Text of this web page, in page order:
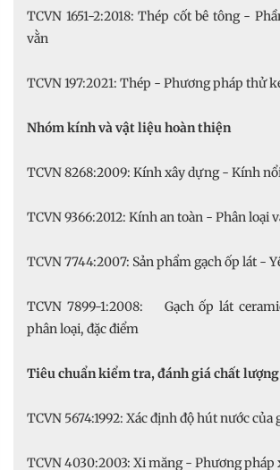
TCVN 1651-2:2018: Thép cốt bê tông -
vằn
TCVN 197:2021: Thép - Phương pháp thử
Nhóm kính và vật liệu hoàn thiện
TCVN 8268:2009: Kính xây dựng - Kính
TCVN 9366:2012: Kính an toàn - Phân loại
TCVN 7744:2007: Sản phẩm gạch ốp lát -
TCVN 7899-1:2008: Gạch ốp lát
phân loại, đặc điểm
Tiêu chuẩn kiểm tra, đánh giá chất lượng
TCVN 5674:1992: Xác định độ hút nước của
TCVN 4030:2003: Xi măng - Phương pháp